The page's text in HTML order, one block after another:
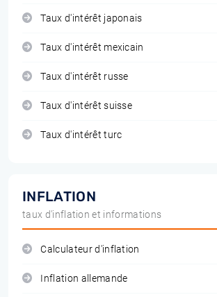
Taux d'intérêt japonais
Taux d'intérêt mexicain
Taux d'intérêt russe
Taux d'intérêt suisse
Taux d'intérêt turc
INFLATION
taux d'inflation et informations
Calculateur d'inflation
Inflation allemande